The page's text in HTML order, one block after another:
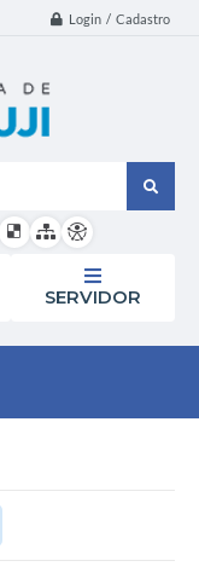
Login / Cadastro
SERVIDOR